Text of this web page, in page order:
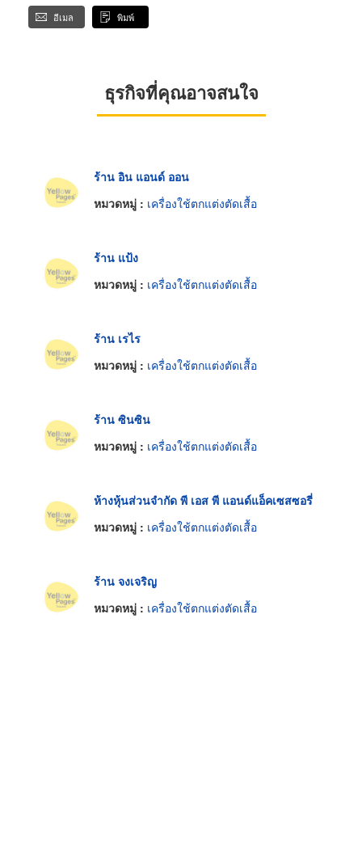
อีเมล พิมพ์
ธุรกิจที่คุณอาจสนใจ
ร้าน อิน แอนด์ ออน
หมวดหมู่ : เครื่องใช้ตกแต่งตัดเสื้อ
ร้าน แป้ง
หมวดหมู่ : เครื่องใช้ตกแต่งตัดเสื้อ
ร้าน เรไร
หมวดหมู่ : เครื่องใช้ตกแต่งตัดเสื้อ
ร้าน ซินซิน
หมวดหมู่ : เครื่องใช้ตกแต่งตัดเสื้อ
ห้างหุ้นส่วนจำกัด พี เอส พี แอนด์แอ็คเซสซอรี่
หมวดหมู่ : เครื่องใช้ตกแต่งตัดเสื้อ
ร้าน จงเจริญ
หมวดหมู่ : เครื่องใช้ตกแต่งตัดเสื้อ